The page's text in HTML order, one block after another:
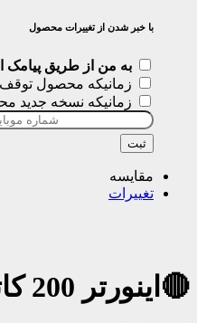
با خبر شدن از تغییرات محصول
به من از طریق پیامک
زمانیکه محصول
زمانیکه نسخه جدید
ثبت
مقایسه
تغییرات
🔴اینورتر 200 کاتسو